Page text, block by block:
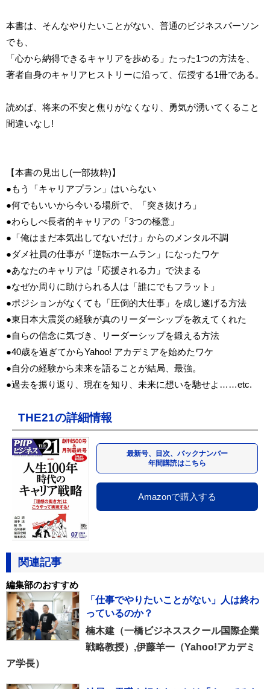
本書は、そんなやりたいことがない、普通のビジネスパーソン
でも、
「心から納得できるキャリアを歩める」たった1つの方法を、
著者自身のキャリアヒストリーに沿って、伝授する1冊である。
読めば、将来の不安と焦りがなくなり、勇気が湧いてくること
間違いなし!
【本書の見出し(一部抜粋)】
●もう「キャリアプラン」はいらない
●何でもいいから今いる場所で、「突き抜けろ」
●わらしべ長者的キャリアの「3つの極意」
●「俺はまだ本気出してないだけ」からのメンタル不調
●ダメ社員の仕事が「逆転ホームラン」になったワケ
●あなたのキャリアは「応援される力」で決まる
●なぜか周りに助けられる人は「誰にでもフラット」
●ポジションがなくても「圧倒的大仕事」を成し遂げる方法
●東日本大震災の経験が真のリーダーシップを教えてくれた
●自らの信念に気づき、リーダーシップを鍛える方法
●40歳を過ぎてからYahoo! アカデミアを始めたワケ
●自分の経験から未来を語ることが結局、最強。
●過去を振り返り、現在を知り、未来に想いを馳せよ……etc.
THE21の詳細情報
最新号、目次、バックナンバー
年間購読はこちら
Amazonで購入する
関連記事
編集部のおすすめ
「仕事でやりたいことがない」人は終わ
っているのか？
楠木建（一橋ビジネススクール国際企業
戦略教授）,伊藤羊一（Yahoo!アカデミ
ア学長）